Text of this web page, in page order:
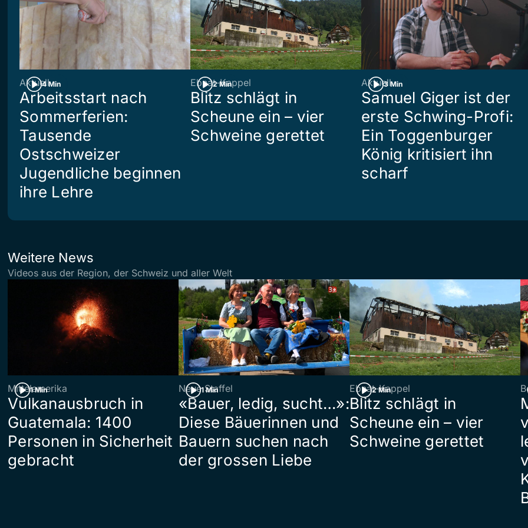
4 Min
Aktuell
Arbeitsstart nach
Sommerferien:
Tausende
Ostschweizer
Jugendliche beginnen
ihre Lehre
2 Min
Ebnat-Kappel
Blitz schlägt in
Scheune ein – vier
Schweine gerettet
3 Min
Aktuell
Samuel Giger ist der
erste Schwing-Profi:
Ein Toggenburger
König kritisiert ihn
scharf
Weitere News
Videos aus der Region, der Schweiz und aller Welt
1 Min
Mittelamerika
Vulkanausbruch in
Guatemala: 1400
Personen in Sicherheit
gebracht
1 Min
Neue Staffel
«Bauer, ledig, sucht…»:
Diese Bäuerinnen und
Bauern suchen nach
der grossen Liebe
2 Min
Ebnat-Kappel
Blitz schlägt in
Scheune ein – vier
Schweine gerettet